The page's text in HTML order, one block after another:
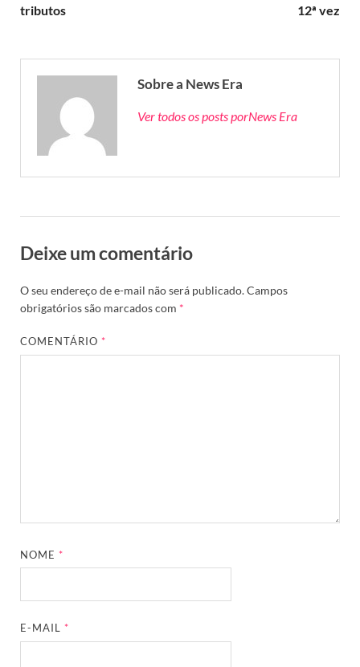
tributos
12ª vez
Sobre a News Era
Ver todos os posts porNews Era
Deixe um comentário
O seu endereço de e-mail não será publicado.Campos
obrigatórios são marcados com *
COMENTÁRIO*
NOME*
E-MAIL*